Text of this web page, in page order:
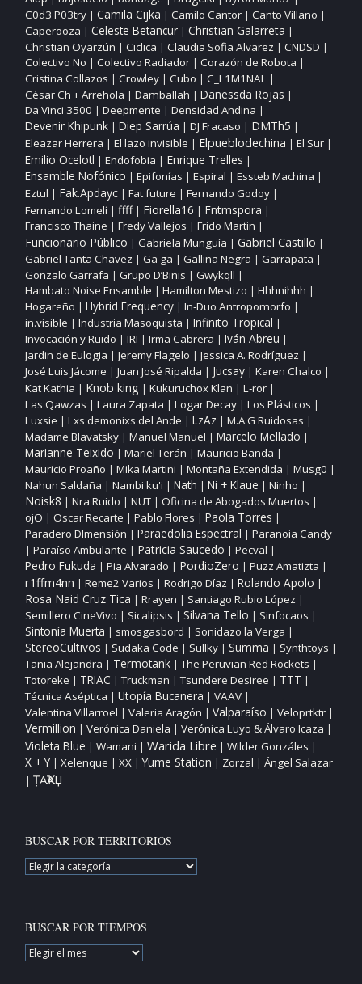
C0d3 P03try| Camila Cijka | Camilo Cantor| Canto Villano |
Caperooza | Celeste Betancur| Christian Galarreta |
Christian Oyarzún | Ciclica | Claudia Sofia Alvarez | CNDSD |
Colectivo No | Colectivo Radiador| Corazón de Robota |
Cristina Collazos | Crowley| Cubo | C_L1M1NAL |
César Ch + Arrehola | Damballah | Danessda Rojas |
Da Vinci 3500 | Deepmente | Densidad Andina |
Devenir Khipunk| Diep Sarrúa | DJ Fracaso | DMTh5 |
Eleazar Herrera | El lazo invisible | Elpueblodechina | El Sur|
Emilio Ocelotl | Endofobia | Enrique Trelles |
Ensamble Nofónico | Epifonías | Espiral | Essteb Machina |
Eztul | Fak.Apdayc| Fat future | Fernando Godoy|
Fernando Lomelí| ffff| Fiorella16 | Fntmspora |
Francisco Thaine | Fredy Vallejos | Frido Martin |
Funcionario Público | Gabriela Munguía | Gabriel Castillo |
Gabriel Tanta Chavez | Ga ga | Gallina Negra | Garrapata |
Gonzalo Garrafa | Grupo D’Binis | Gwykqll |
Hambato Noise Ensamble | Hamilton Mestizo | Hhhnihhh |
Hogareño | Hybrid Frequency| In‑Duo Antropomorfo |
in.visible | Industria Masoquista | Infinito Tropical |
Invocación y Ruido | IRI | Irma Cabrera | Iván Abreu |
Jardin de Eulogia | Jeremy Flagelo | Jessica A. Rodríguez |
José Luis Jácome | Juan José Ripalda | Jucsay| Karen Chalco |
Kat Kathia | Knob king | Kukuruchox Klan | L‑ror|
Las Qawzas | Laura Zapata | Logar Decay| Los Plásticos |
Luxsie | Lxs demonixs del Ande | LzAz | M.A.G Ruidosas |
Madame Blavatsky| Manuel Manuel | Marcelo Mellado |
Marianne Teixido | Mariel Terán | Mauricio Banda |
Mauricio Proaño | Mika Martini | Montaña Extendida | Musg0 |
Nahun Saldaña | Nambi ku'i | Nath | Ni + Klaue | Ninho |
Noisk8 | Nra Ruido | NUT| Oficina de Abogados Muertos |
ojO | Oscar Recarte | Pablo Flores | Paola Torres |
Paradero DImensión | Paraedolia Espectral | Paranoia Candy
| Paraíso Ambulante | Patricia Saucedo | Pecval |
Pedro Fukuda | Pia Alvarado | PordioZero | Puzz Amatizta |
r1ffm4nn | Reme2 Varios | Rodrigo Díaz | Rolando Apolo |
Rosa Naid Cruz Tica | Rrayen | Santiago Rubio López |
Semillero CineVivo | Sicalipsis | Silvana Tello | Sinfocaos |
Sintonía Muerta | smosgasbord | Sonidazo la Verga |
StereoCultivos | Sudaka Code | Sullky| Summa | Synthtoys |
Tania Alejandra | Termotank| The Peruvian Red Rockets |
Totoreke | TRIAC | Truckman | Tsundere Desiree | TTT |
Técnica Aséptica | Utopía Bucanera | VAAV|
Valentina Villarroel | Valeria Aragón | Valparaíso | Veloprtktr|
Vermillion | Verónica Daniela | Verónica Luyo & Álvaro Icaza |
Violeta Blue | Wamani | Warida Libre | Wilder Gonzáles |
X + Y| Xelenque | XX| Yume Station | Zorzal | Ángel Salazar
| ȚAҠAЏ
BUSCAR POR TERRITORIOS
BUSCAR
POR
BUSCAR POR TIEMPOS
BUSCAR
POR